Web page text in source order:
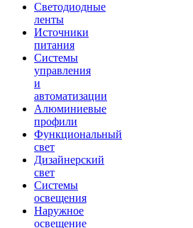
Светодиодные
ленты
Источники
питания
Системы
управления
и
автоматизации
Алюминиевые
профили
Функциональный
свет
Дизайнерский
свет
Системы
освещения
Наружное
освещение